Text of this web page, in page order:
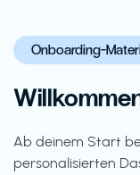
Onboarding-
Ab deinem Start
personalisierten